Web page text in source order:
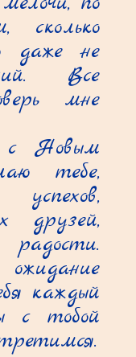
сколько
даже не
Все
мне
с Новым
тебе,
успехов,
друзей,
каждый
с тобой